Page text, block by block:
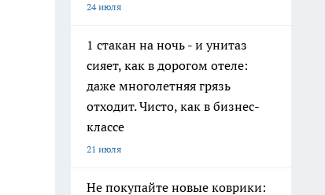
24 июля
1 стакан на ночь - и унитаз
сияет, как в дорогом отеле:
даже многолетняя грязь
отходит. Чисто, как в бизнес-
классе
21 июля
Не покупайте новые коврики: